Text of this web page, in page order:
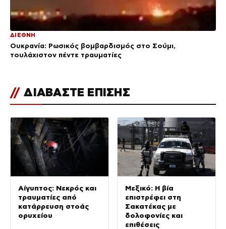
ΔΙΕΘΝΗ
Ουκρανία: Ρωσικός βομβαρδισμός στο Σούμι,
τουλάχιστον πέντε τραυματίες
// ΔΙΑΒΑΣΤΕ ΕΠΙΣΗΣ
Αίγυπτος: Νεκρός και
τραυματίες από
κατάρρευση στοάς
ορυχείου
Μεξικό: Η βία
επιστρέφει στη
Σακατέκας με
δολοφονίες και
επιθέσεις